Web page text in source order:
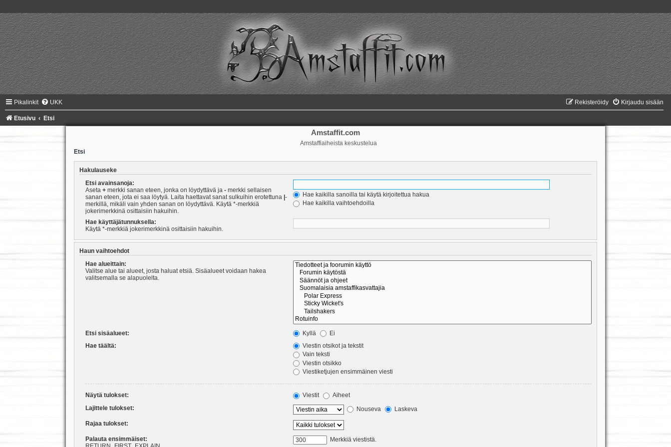
Pikalinkit UKK Kirjaudu sisään
Rekisteröidy
Etusivu Etsi
Amstaffit.com
Amstaffiaiheista keskustelua
Etsi
Hakulauseke
Etsi avainsanoja:
Aseta +merkki sanan eteen, jonka on löydyttävä ja -merkki sellaisen
sanan eteen, jota ei saa löytyä. Laita haettavat sanat sulkuihin erotettuna -
merkillä, mikäli vain yhden sanan on löydyttävä. Käytä *-merkkiä
jokerimerkkinä osittaisiin hakuihin.
Hae kaikilla sanoilla tai käytä kirjoitettua hakua
Hae kaikilla vaihtoehdoilla
Hae käyttäjätunnuksella:
Käytä *-merkkiä jokerimerkkinä osittaisiin hakuihin.
Haun vaihtoehdot
Hae alueittain:
Valitse alue tai alueet, josta haluat etsiä. Sisäalueet voidaan hakea
valitsemalla se alapuolelta.
Etsi sisäalueet: Kyllä
Ei
Hae täältä:
Viestin otsikot ja tekstit
Vain teksti
Viestin otsikko
Viestiketjujen ensimmäinen viesti
Näytä tulokset: Viestit
Aiheet
Lajittele tulokset:
Nouseva Laskeva
Rajaa tulokset:
Palauta ensimmäiset:
Merkkiä viestistä.